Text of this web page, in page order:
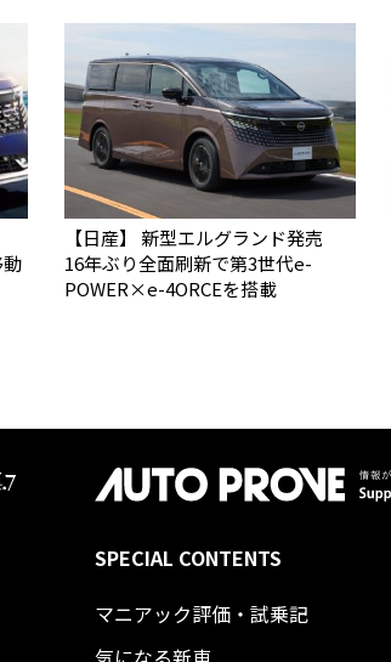
【日産】 新型エルグランド発売
16年ぶり全面刷新で第3世代e-
POWER×e-4ORCEを搭載
SPECIAL CONTENTS
マニアック評価・試乗記